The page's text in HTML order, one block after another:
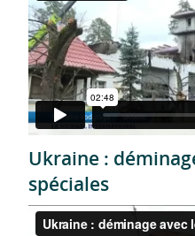
Ukraine :
spéciales